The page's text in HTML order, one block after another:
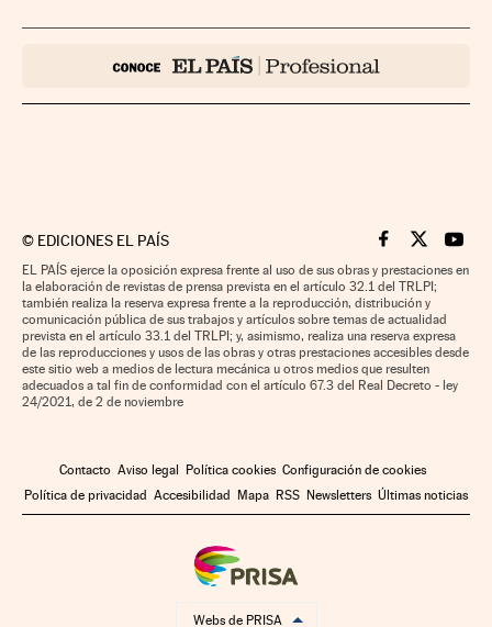
© EDICIONES EL PAÍS Cinco Días en
Cinco Días
Cinco
EL PAÍS ejerce la oposición expresa frente al uso de sus obras y prestaciones en
la elaboración de revistas de prensa prevista en el artículo 32.1 del TRLPI;
también realiza la reserva expresa frente a la reproducción, distribución y
comunicación pública de sus trabajos y artículos sobre temas de actualidad
prevista en el artículo 33.1 del TRLPI; y, asimismo, realiza una reserva expresa
de las reproducciones y usos de las obras y otras prestaciones accesibles desde
este sitio web a medios de lectura mecánica u otros medios que resulten
adecuados a tal fin de conformidad con el artículo 67.3 del Real Decreto - ley
24/2021, de 2 de noviembre
Contacto Aviso legal Política cookies Configuración de cookies
Política de privacidad Accesibilidad Mapa RSS Newsletters Últimas noticias
Webs de PRISA